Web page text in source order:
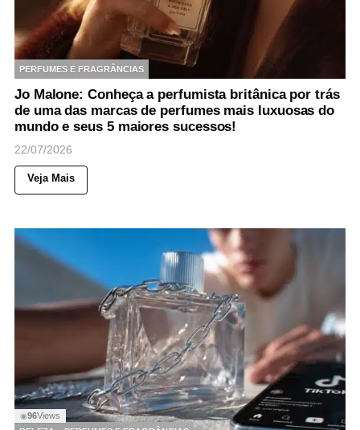
PERFUMES E FRAGRÂNCIAS
Jo Malone: Conheça a perfumista britânica por trás
de uma das marcas de perfumes mais luxuosas do
mundo e seus 5 maiores sucessos!
22/07/2026
Veja Mais
◉96Views